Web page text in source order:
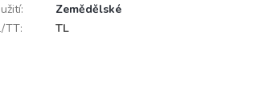
:
Zemědělské
TT: TL